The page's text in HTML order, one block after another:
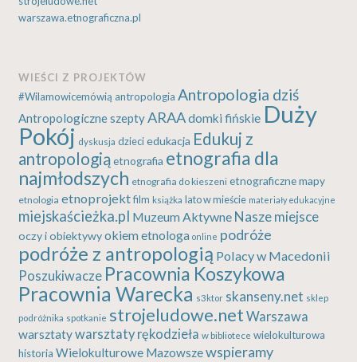
warszawa.etnograficzna.pl
WIEŚCI Z PROJEKTÓW
#Wilamowicemówią antropologia Antropologia dziś
Antropologiczne szeptyARAAdomki fińskie Duży
Pokój dyskusja dzieci edukacja Edukuj z
antropologiąetnografia etnografia dla
najmłodszych etnografia do kieszeni etnograficzne mapy
etnologia etnoprojekt film książka lato w mieście materiały edukacyjne
miejskaścieżka.pl Muzeum Aktywne Nasze miejsce
oczy i obiektywyokiem etnologa online podróże
podróże z antropologią Polacy w Macedonii
Poszukiwacze Pracownia Koszykowa
Pracownia Warecka s3ktor skanseny.net sklep
podróżnika spotkanie strojeludowe.net Warszawa
warsztatywarsztaty rękodzieła w bibliotece wielokulturowa
historia Wielokulturowe Mazowszewspieramy